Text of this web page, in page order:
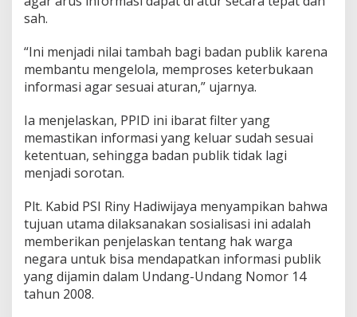
sah.
“Ini menjadi nilai tambah bagi badan publik karena
membantu mengelola, memproses keterbukaan
informasi agar sesuai aturan,” ujarnya.
Ia menjelaskan, PPID ini ibarat filter yang
memastikan informasi yang keluar sudah sesuai
ketentuan, sehingga badan publik tidak lagi
menjadi sorotan.
Plt. Kabid PSI Riny Hadiwijaya menyampikan bahwa
tujuan utama dilaksanakan sosialisasi ini adalah
memberikan penjelaskan tentang hak warga
negara untuk bisa mendapatkan informasi publik
yang dijamin dalam Undang-Undang Nomor 14
tahun 2008.